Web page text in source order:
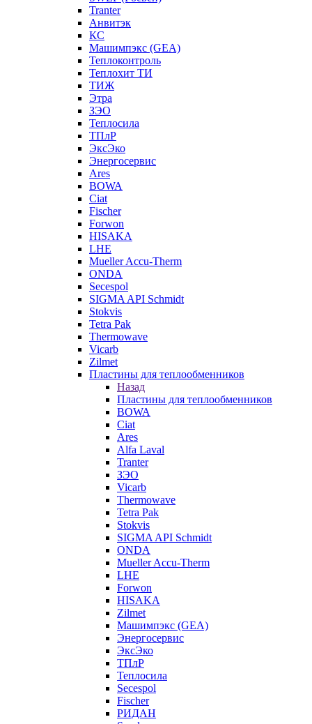
Tranter
Анвитэк
КС
Машимпэкс (GEA)
Теплоконтроль
Теплохит ТИ
ТИЖ
Этра
ЗЭО
Теплосила
ТПлР
ЭксЭко
Энергосервис
Ares
BOWA
Ciat
Fischer
Forwon
HISAKA
LHE
Mueller Accu-Therm
ONDA
Secespol
SIGMA API Schmidt
Stokvis
Tetra Pak
Thermowave
Vicarb
Zilmet
Пластины для теплообменников
Назад
Пластины для теплообменников
BOWA
Ciat
Ares
Alfa Laval
Tranter
ЗЭО
Vicarb
Thermowave
Tetra Pak
Stokvis
SIGMA API Schmidt
ONDA
Mueller Accu-Therm
LHE
Forwon
HISAKA
Zilmet
Машимпэкс (GEA)
Энергосервис
ЭксЭко
ТПлР
Теплосила
Secespol
Fischer
РИДАН